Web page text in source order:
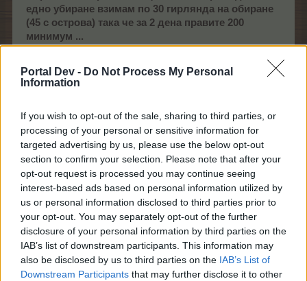
Portal Dev - Do Not Process My Personal
Information
If you wish to opt-out of the sale, sharing to third parties, or
processing of your personal or sensitive information for
targeted advertising by us, please use the below opt-out
section to confirm your selection. Please note that after your
opt-out request is processed you may continue seeing
interest-based ads based on personal information utilized by
us or personal information disclosed to third parties prior to
your opt-out. You may separately opt-out of the further
disclosure of your personal information by third parties on the
IAB’s list of downstream participants. This information may
also be disclosed by us to third parties on the IAB’s List of
Downstream Participants that may further disclose it to other
едно убиране взимам по 30 гирлянда на обиране
(45 с острова) така че за 2 дена правите 200
минимум ...
Едит. Може да се добави и мармалад от рози
също така
em166
Стажант
Между 2.00 АМ и 6.00 АМ играта не се отваряше, но
за да пишеш във форума трябва да си логнат.Някой
да каже нещо по въпроса?